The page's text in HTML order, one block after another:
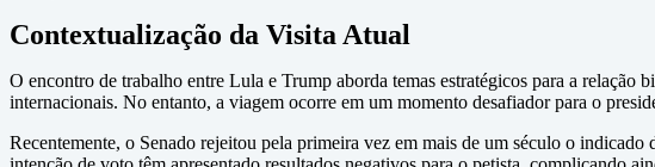
Contextualização da Visita Atual
O encontro de trabalho entre Lula e Trump aborda temas estratégicos para a
internacionais. No entanto, a viagem ocorre em um momento desafiador para o
Recentemente, o Senado rejeitou pela primeira vez em mais de um século o